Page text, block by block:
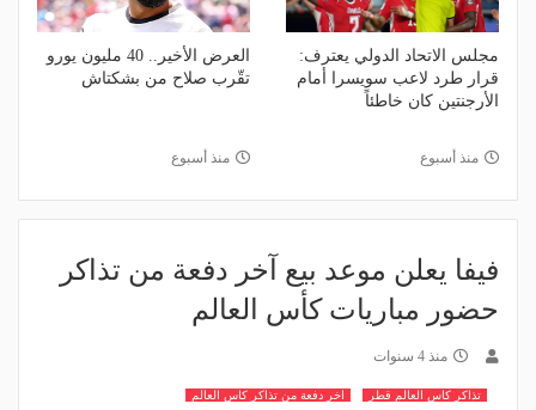
مجلس الاتحاد الدولي يعترف:
قرار طرد لاعب سويسرا أمام
الأرجنتين كان خاطئاً
منذ أسبوع
العرض الأخير.. 40 مليون يورو
تقّرب صلاح من بشكتاش
منذ أسبوع
فيفا يعلن موعد بيع آخر دفعة من تذاكر
حضور مباريات كأس العالم
منذ 4 سنوات
تذاكر كاس العالم قطر اخر دفعة من تذاكر كاس العالم